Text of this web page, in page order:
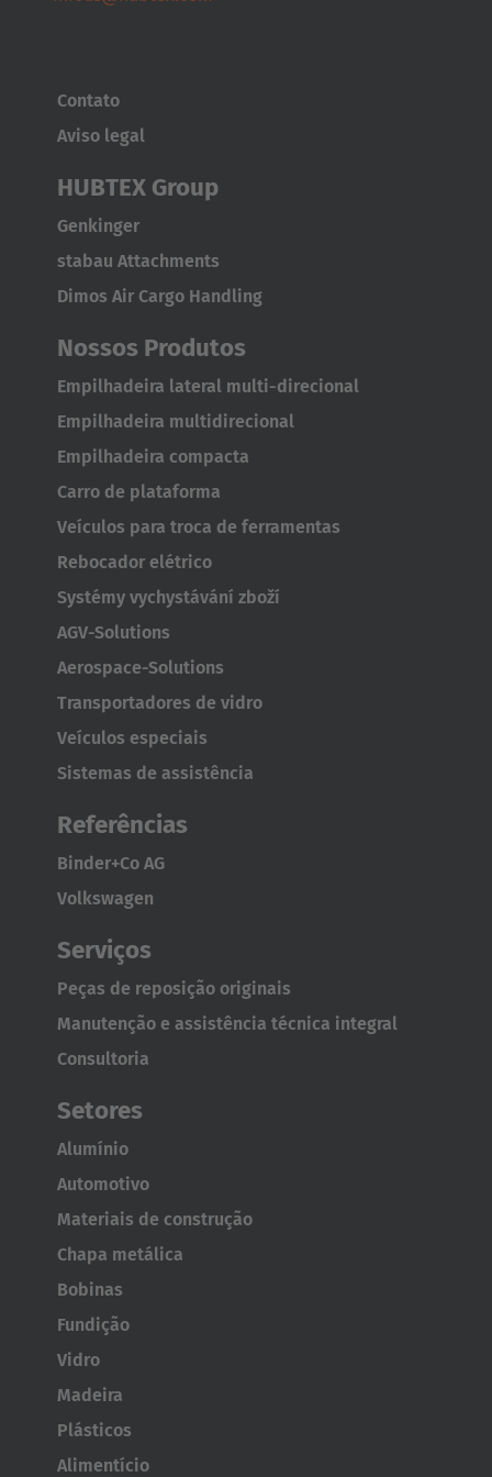
Deutschland
España
Español
France
Great Britain
English
Luxembourg
Français Deutsch
Nederland
Nederlands
Österreich
Deutsch
Polska
Polski
Türkçe
English Neutral
AMERICA
Contato
Aviso legal
HUBTEX Group
Genkinger
stabau Attachments
Dimos Air Cargo Handling
Nossos Produtos
Empilhadeira lateral multi-direcional
Empilhadeira multidirecional
Empilhadeira compacta
Carro de plataforma
Veículos para troca de ferramentas
Rebocador elétrico
Systémy vychystávání zboží
AGV-Solutions
Aerospace-Solutions
Transportadores de vidro
Veículos especiais
Sistemas de assistência
Referências
Binder+Co AG
Volkswagen
Serviços
Peças de reposição originais
Manutenção e assistência técnica integral
Consultoria
Setores
Alumínio
Automotivo
Materiais de construção
Chapa metálica
Bobinas
Fundição
Vidro
Madeira
Plásticos
Alimentício